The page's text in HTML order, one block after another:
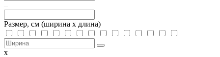
–
Размер, см (ширина х длина)
х